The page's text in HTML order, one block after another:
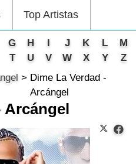
Top Artistas
G H I J K L
M
T U V W X Y
Z
Dime La Verdad -
Arcángel
Arcángel